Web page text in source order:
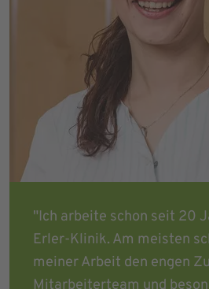
"Ich arbeite schon seit 20
Erler-Klinik. Am meisten
meiner Arbeit den engen
Mitarbeiterteam und